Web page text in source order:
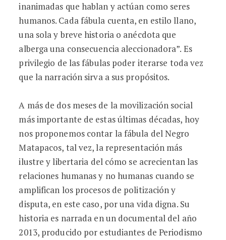
inanimadas que hablan y actúan como seres
humanos. Cada fábula cuenta, en estilo llano,
una sola y breve historia o anécdota que
alberga una consecuencia aleccionadora”. Es
privilegio de las fábulas poder iterarse toda vez
que la narración sirva a sus propósitos.
A más de dos meses de la movilización social
más importante de estas últimas décadas, hoy
nos proponemos contar la fábula del Negro
Matapacos, tal vez, la representación más
ilustre y libertaria del cómo se acrecientan las
relaciones humanas y no humanas cuando se
amplifican los procesos de politización y
disputa, en este caso, por una vida digna. Su
historia es narrada en un documental del año
2013, producido por estudiantes de Periodismo